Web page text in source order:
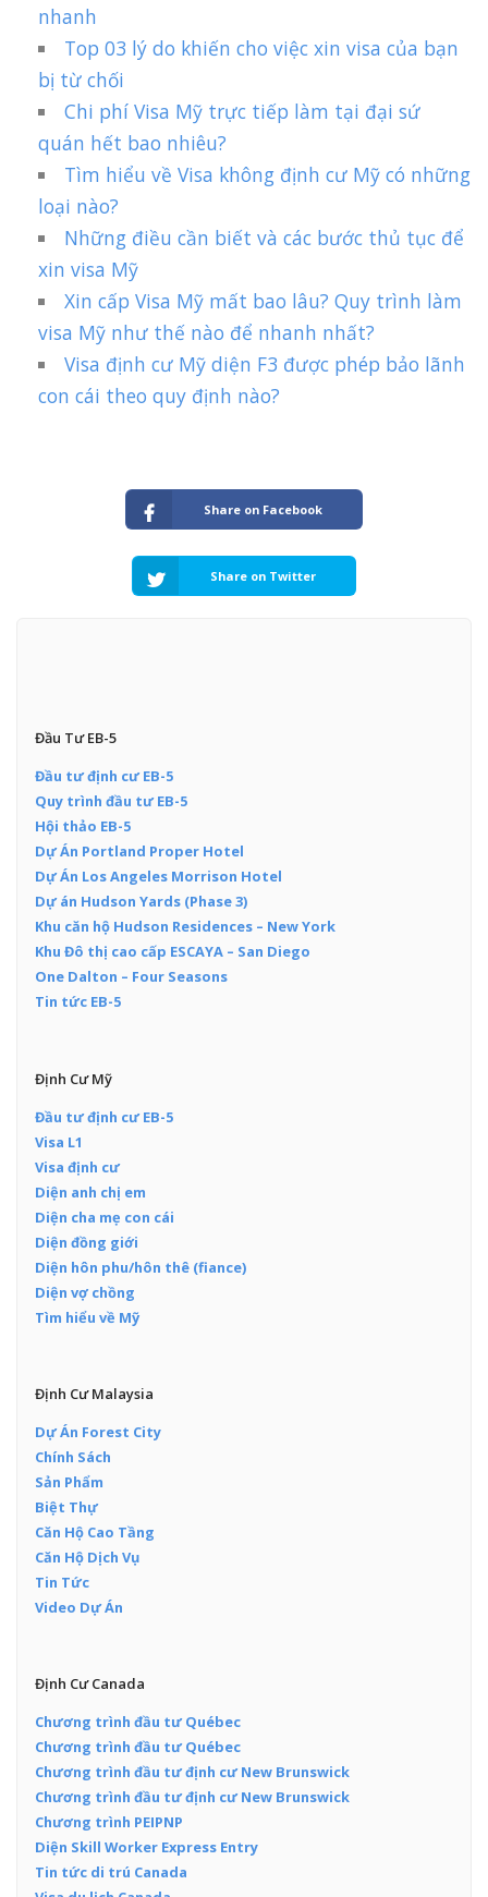
nhanh
Top 03 lý do khiến cho việc xin visa của bạn
bị từ chối
Chi phí Visa Mỹ trực tiếp làm tại đại sứ
quán hết bao nhiêu?
Tìm hiểu về Visa không định cư Mỹ có những
loại nào?
Những điều cần biết và các bước thủ tục để
xin visa Mỹ
Xin cấp Visa Mỹ mất bao lâu? Quy trình làm
visa Mỹ như thế nào để nhanh nhất?
Visa định cư Mỹ diện F3 được phép bảo lãnh
con cái theo quy định nào?
Share on Facebook
Share on Twitter
Đầu Tư EB-5
Đầu tư định cư EB-5
Quy trình đầu tư EB-5
Hội thảo EB-5
Dự Án Portland Proper Hotel
Dự Án Los Angeles Morrison Hotel
Dự án Hudson Yards (Phase 3)
Khu căn hộ Hudson Residences – New York
Khu Đô thị cao cấp ESCAYA – San Diego
One Dalton – Four Seasons
Tin tức EB-5
Định Cư Mỹ
Đầu tư định cư EB-5
Visa L1
Visa định cư
Diện anh chị em
Diện cha mẹ con cái
Diện đồng giới
Diện hôn phu/hôn thê (fiance)
Diện vợ chồng
Tìm hiểu về Mỹ
Định Cư Malaysia
Dự Án Forest City
Chính Sách
Sản Phẩm
Biệt Thự
Căn Hộ Cao Tầng
Căn Hộ Dịch Vụ
Tin Tức
Video Dự Án
Định Cư Canada
Chương trình đầu tư Québec
Chương trình đầu tư Québec
Chương trình đầu tư định cư New Brunswick
Chương trình đầu tư định cư New Brunswick
Chương trình PEIPNP
Diện Skill Worker Express Entry
Tin tức di trú Canada